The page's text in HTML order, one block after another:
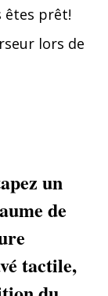
êtes prêt!
un
de
tactile,